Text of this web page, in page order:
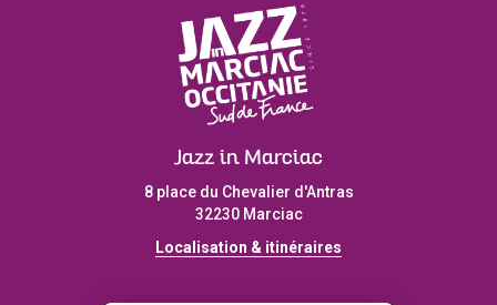
Jazz in Marciac
8 place du Chevalier d'Antras
32230 Marciac
Localisation & itinéraires